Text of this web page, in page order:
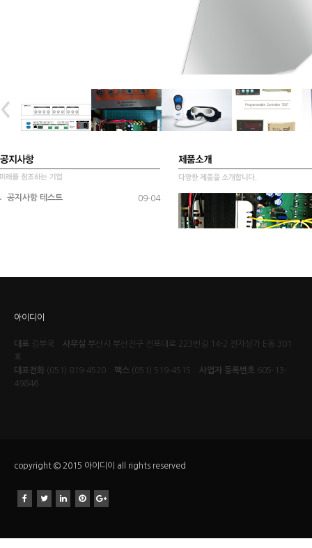
공지사항 테스트 09-04
아이디이
대표 김부국 사무실 부산시 부산진구 전포대로 223번길 14-2 전자상가 E동 301
호
대표전화 (051) 819-4520 팩스 (051) 519-4515 사업자 등록번호 605-13-
49846
copyright © 2015 아이디이 all rights reserved